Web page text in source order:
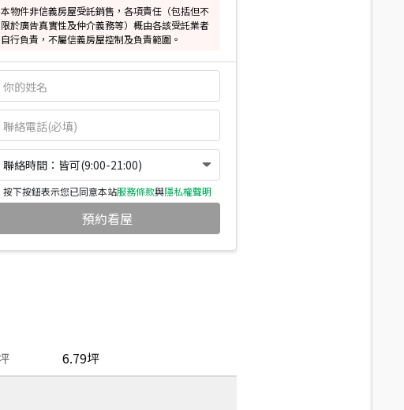
本物件非信義房屋受託銷售，各項責任（包括但不
限於廣告真實性及仲介義務等）概由各該受託業者
自行負責，不屬信義房屋控制及負責範圍。
聯絡時間：皆可(9:00-21:00)
按下按鈕表示您已同意本站服務條款與隱私權聲明
預約看屋
6.79坪